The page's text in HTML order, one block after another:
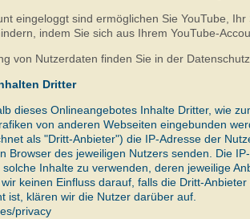
eingeloggt sind ermöglichen Sie YouTube,
indem Sie sich aus Ihrem YouTube-
von Nutzerdaten finden Sie in der
Dritter
dieses Onlineangebotes Inhalte Dritter, wie
von anderen Webseiten eingebunden
als "Dritt-Anbieter") die IP-Adresse der
Browser des jeweiligen Nutzers senden. Die
Inhalte zu verwenden, deren jeweilige
keinen Einfluss darauf, falls die Dritt-
ist, klären wir die Nutzer darüber auf.
privacy